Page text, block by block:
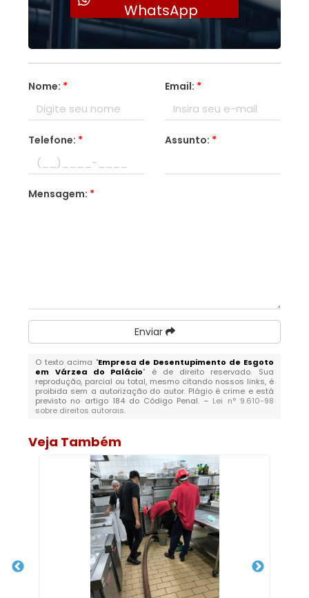
WhatsApp
Nome: * Email: *
Telefone: * Assunto: *
Mensagem: *
Enviar
O texto acima "Empresa de Desentupimento de Esgoto
em Várzea do Palácio" é de direito reservado. Sua
reprodução, parcial ou total, mesmo citando nossos links, é
proibida sem a autorização do autor. Plágio é crime e está
previsto no artigo 184 do Código Penal. – Lei n° 9.610-98
sobre direitos autorais.
Veja Também